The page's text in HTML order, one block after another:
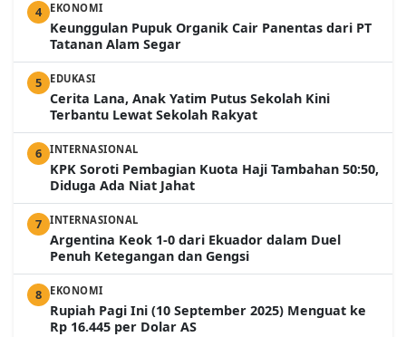
4 EKONOMI
Keunggulan Pupuk Organik Cair Panentas dari PT
Tatanan Alam Segar
5 EDUKASI
Cerita Lana, Anak Yatim Putus Sekolah Kini
Terbantu Lewat Sekolah Rakyat
6 INTERNASIONAL
KPK Soroti Pembagian Kuota Haji Tambahan 50:50,
Diduga Ada Niat Jahat
7 INTERNASIONAL
Argentina Keok 1-0 dari Ekuador dalam Duel
Penuh Ketegangan dan Gengsi
8 EKONOMI
Rupiah Pagi Ini (10 September 2025) Menguat ke
Rp 16.445 per Dolar AS